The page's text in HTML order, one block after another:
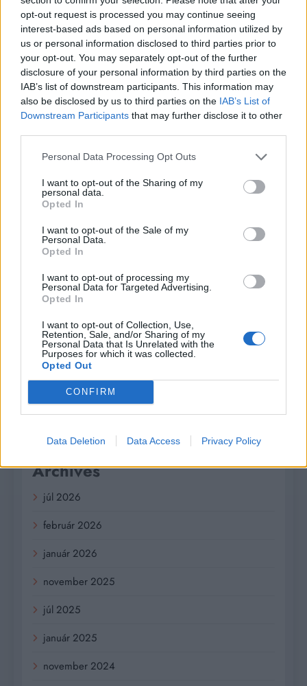
opt-out request is processed you may continue seeing
interest-based ads based on personal information utilized by
us or personal information disclosed to third parties prior to
your opt-out. You may separately opt-out of the further
disclosure of your personal information by third parties on the
IAB’s list of downstream participants. This information may
also be disclosed by us to third parties on the IAB’s List of
Downstream Participants that may further disclose it to other
Personal Data Processing Opt Outs
I want to opt-out of the Sharing of my
personal data.
Opted In
I want to opt-out of the Sale of my
Personal Data.
Opted In
I want to opt-out of processing my
Personal Data for Targeted Advertising.
Opted In
I want to opt-out of Collection, Use,
Retention, Sale, and/or Sharing of my
Personal Data that Is Unrelated with the
Purposes for which it was collected.
Opted Out
CONFIRM
Data Deletion Data Access Privacy Policy
Hľadať
HĽADAŤ
Recent Posts
Rada pre vysokých mužov: Väčšia veľkosť nie je
Od dielne po priemyselnú halu: Ako skrotiť silu a
Digitálne PZP ako technológia na získanie
personalizovanej zľavy
Kúzlo optickej ilúzie: Ako si aj z jemných vlasov
vyčarovať bohatý účes
Ktoré chyby vás pri štarte e-shopu vyjdú zbytočne
draho?
Recent Comments
Žiadne komentáre na zobrazenie.
Archives
júl 2026
február 2026
január 2026
november 2025
júl 2025
január 2025
november 2024